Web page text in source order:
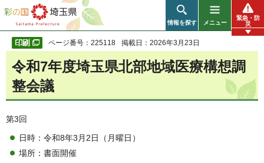
彩の国 埼玉県
情報を探す メニュー
緊急・防
災
ページ番号：225118 掲載日：2026年3月23日
令和7年度埼玉県北部地域医療構想調
整会議
第3回
日時：令和8年3月2日（月曜日）
場所：書面開催